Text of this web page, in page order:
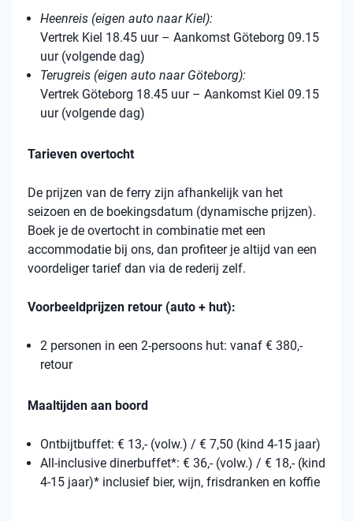
Heenreis (eigen auto naar Kiel):
Vertrek Kiel 18.45 uur – Aankomst Göteborg 09.15
uur (volgende dag)
Terugreis (eigen auto naar Göteborg):
Vertrek Göteborg 18.45 uur – Aankomst Kiel 09.15
uur (volgende dag)
Tarieven overtocht
De prijzen van de ferry zijn afhankelijk van het
seizoen en de boekingsdatum (dynamische prijzen).
Boek je de overtocht in combinatie met een
accommodatie bij ons, dan profiteer je altijd van een
voordeliger tarief dan via de rederij zelf.
Voorbeeldprijzen retour (auto + hut):
2 personen in een 2-persoons hut: vanaf € 380,-
retour
Maaltijden aan boord
Ontbijtbuffet: € 13,- (volw.) / € 7,50 (kind 4-15 jaar)
All-inclusive dinerbuffet*: € 36,- (volw.) / € 18,- (kind
4-15 jaar)* inclusief bier, wijn, frisdranken en koffie